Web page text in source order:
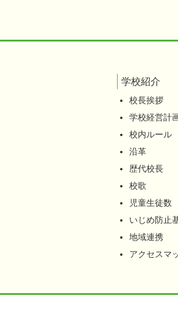
学校紹介
校長挨拶
学校経営計
校内ルール
沿革
歴代校長
校歌
児童生徒数
いじめ防止
地域連携
アクセスマ